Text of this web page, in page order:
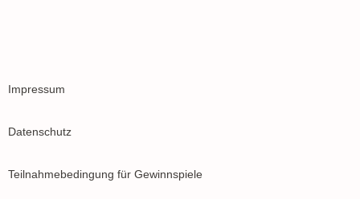
Impressum
Datenschutz
Teilnahmebedingung für Gewinnspiele